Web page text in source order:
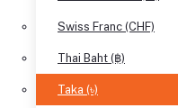
Swiss Franc (CHF)
Thai Baht (฿)
Taka (৳)